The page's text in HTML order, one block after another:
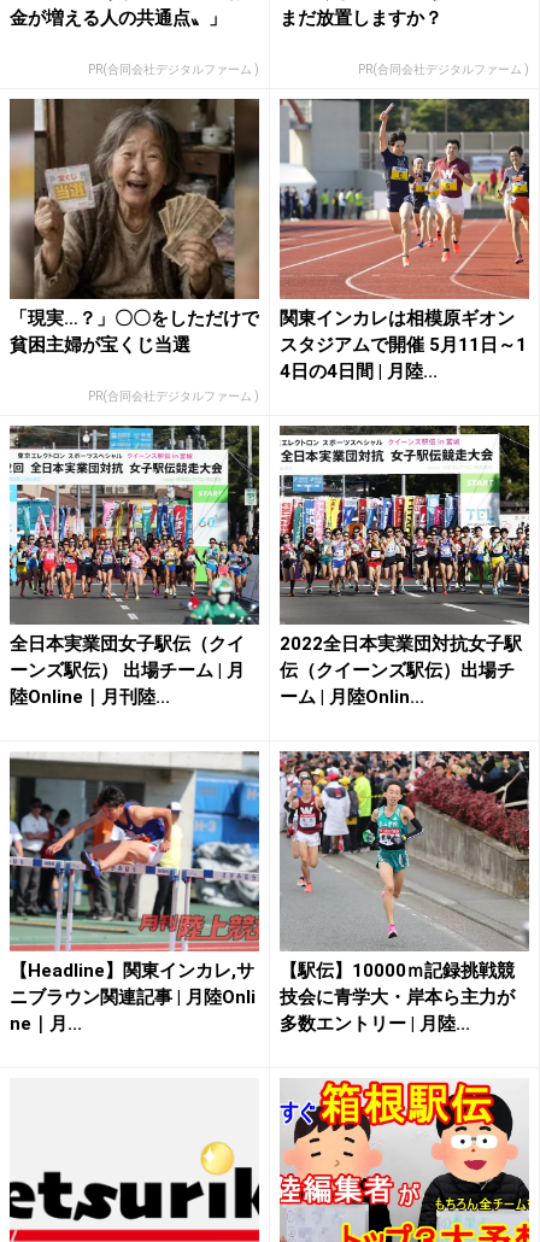
金が増える人の共通点〟」
PR(合同会社デジタルファーム )
まだ放置しますか？
PR(合同会社デジタルファーム )
「現実…？」〇〇をしただけで
貧困主婦が宝くじ当選
PR(合同会社デジタルファーム )
関東インカレは相模原ギオン
スタジアムで開催 5月11日～1
4日の4日間 | 月陸...
全日本実業団女子駅伝（クイ
ーンズ駅伝） 出場チーム | 月
陸Online｜月刊陸...
2022全日本実業団対抗女子駅
伝（クイーンズ駅伝）出場チ
ーム | 月陸Onlin...
【Headline】関東インカレ,サ
ニブラウン関連記事 | 月陸Onli
ne｜月...
【駅伝】10000ｍ記録挑戦競
技会に青学大・岸本ら主力が
多数エントリー | 月陸...